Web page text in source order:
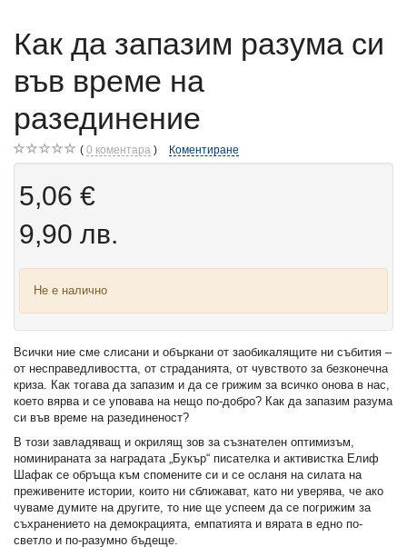
Как да запазим разума си
във време на
разединение
0 коментара Коментиране
5,06 €
9,90 лв.
Не е налично
Всички ние сме слисани и объркани от заобикалящите ни събития –
от несправедливостта, от страданията, от чувството за безконечна
криза. Как тогава да запазим и да се грижим за всичко онова в нас,
което вярва и се уповава на нещо по-добро? Как да запазим разума
си във време на разединеност?
В този завладяващ и окрилящ зов за съзнателен оптимизъм,
номинираната за наградата „Букър“ писателка и активистка Елиф
Шафак се обръща към спомените си и се осланя на силата на
преживените истории, които ни сближават, като ни уверява, че ако
чуваме думите на другите, то ние ще успеем да се погрижим за
съхранението на демокрацията, емпатията и вярата в едно по-
светло и по-разумно бъдеще.